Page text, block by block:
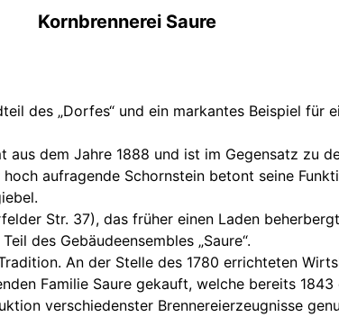
Kornbrennerei Saure
des „Dorfes“ und ein markantes Beispiel für
dem Jahre 1888 und ist im Gegensatz zu
aufragende Schornstein betont seine
Str. 37), das früher einen Laden
des Gebäudeensembles „Saure“.
An der Stelle des 1780 errichteten
Familie Saure gekauft, welche bereits
verschiedenster Brennereierzeugnisse